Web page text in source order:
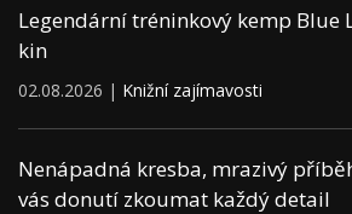
Legendární tréninkový kemp Blue
kin
02.08.2026 | Knižní zajímavosti
Nenápadná kresba, mrazivý
vás donutí zkoumat každý detail